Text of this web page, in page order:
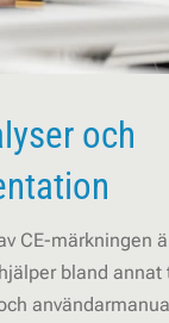
och
CE-märkningen
bland annat